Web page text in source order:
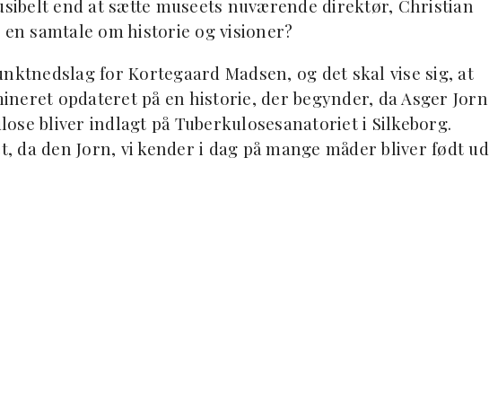
end at sætte museets nuværende direktør, Christian
samtale om historie og visioner?
for Kortegaard Madsen, og det skal vise sig, at
opdateret på en historie, der begynder, da Asger
bliver indlagt på Tuberkulosesanatoriet i Silkeborg.
da den Jorn, vi kender i dag på mange måder bliver født ud